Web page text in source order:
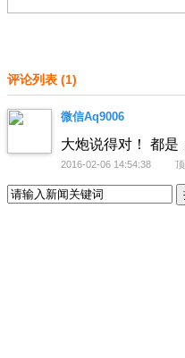
评论列表 (1)
微信Aq9006
大炮说得对！ 都是
2016-02-06 14:54:38 顶